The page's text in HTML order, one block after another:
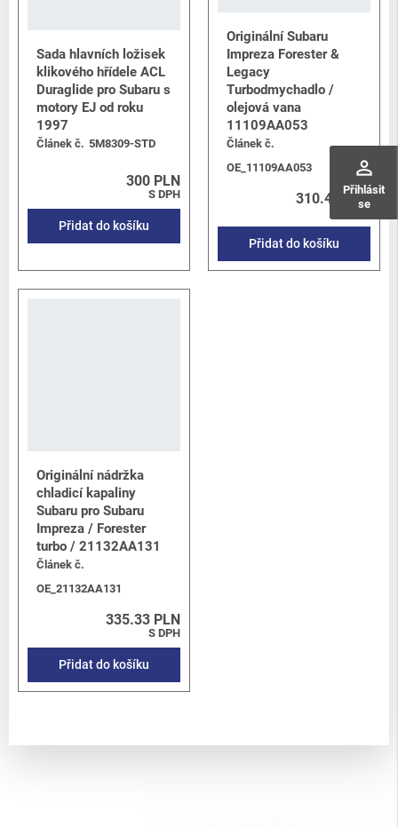
perm_identity
Přihlásit
se
Sada hlavních ložisek
klikového hřídele ACL
Duraglide pro Subaru s
motory EJ od roku
1997
Článek č. 5M8309-STD
300 PLN
S DPH
Přidat do košíku
Originální Subaru
Impreza Forester &
Legacy
Turbodmychadlo /
olejová vana
11109AA053
Článek č.
OE_11109AA053
310.46 PLN
S DPH
Přidat do košíku
Originální nádržka
chladicí kapaliny
Subaru pro Subaru
Impreza / Forester
turbo / 21132AA131
Článek č.
OE_21132AA131
335.33 PLN
S DPH
Přidat do košíku